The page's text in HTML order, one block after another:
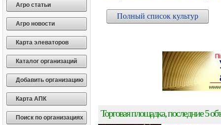
Агро статьи
Агро новости
Карта элеваторов
Каталог организаций
Добавить организацию
Карта АПК
Поиск по организациях
Полный список культур
Торговая площадка, последние 5